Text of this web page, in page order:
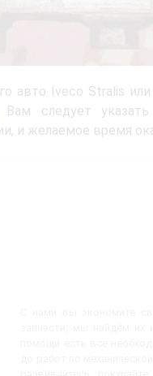
авто Iveco Stralis
Вам следует
и желаемое время